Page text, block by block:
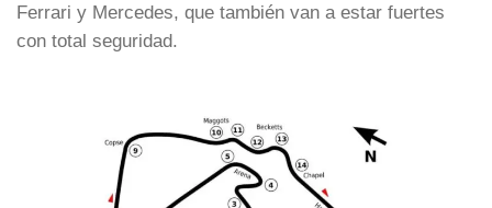
Ferrari y Mercedes, que también van a estar fuertes
con total seguridad.